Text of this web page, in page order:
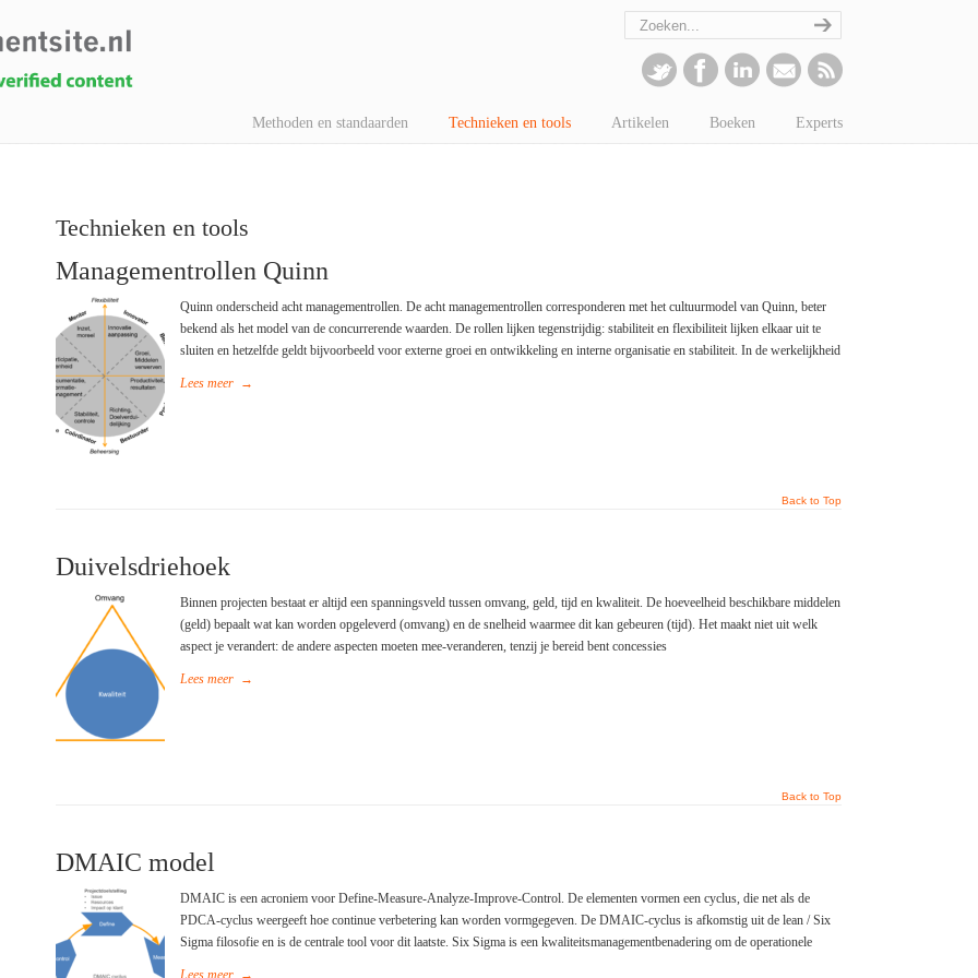
Methoden en standaarden Technieken en tools Artikelen Boeken Experts
Technieken en tools
Managementrollen Quinn
Quinn onderscheid acht managementrollen. De acht managementrollen corresponderen met het cultuurmodel van Quinn, beter
bekend als het model van de concurrerende waarden. De rollen lijken tegenstrijdig: stabiliteit en flexibiliteit lijken elkaar uit te
sluiten en hetzelfde geldt bijvoorbeeld voor externe groei en ontwikkeling en interne organisatie en stabiliteit. In de werkelijkheid
Lees meer →
Back to Top
Duivelsdriehoek
Binnen projecten bestaat er altijd een spanningsveld tussen omvang, geld, tijd en kwaliteit. De hoeveelheid beschikbare middelen
(geld) bepaalt wat kan worden opgeleverd (omvang) en de snelheid waarmee dit kan gebeuren (tijd). Het maakt niet uit welk
aspect je verandert: de andere aspecten moeten mee-veranderen, tenzij je bereid bent concessies
Lees meer →
Back to Top
DMAIC model
DMAIC is een acroniem voor Define-Measure-Analyze-Improve-Control. De elementen vormen een cyclus, die net als de
PDCA-cyclus weergeeft hoe continue verbetering kan worden vormgegeven. De DMAIC-cyclus is afkomstig uit de lean / Six
Sigma filosofie en is de centrale tool voor dit laatste. Six Sigma is een kwaliteitsmanagementbenadering om de operationele
Lees meer →